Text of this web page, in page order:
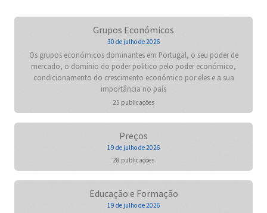
Grupos Económicos
30 de julho de 2026
Os grupos económicos dominantes em Portugal, o seu poder de
mercado, o domínio do poder politico pelo poder económico,
condicionamento do crescimento económico por eles e a sua
importância no país
25 publicações
Preços
19 de julho de 2026
28 publicações
Educação e Formação
19 de julho de 2026